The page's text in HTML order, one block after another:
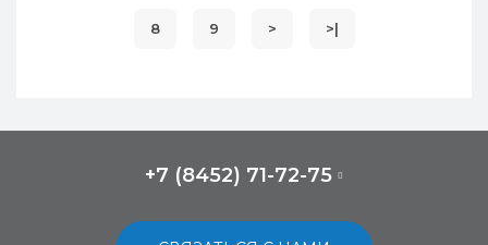
8 9 > >|
+7 (8452) 71-72-75